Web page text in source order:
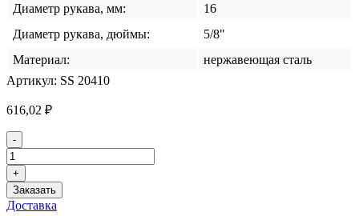
Диаметр рукава, мм:
16
Диаметр рукава, дюймы:
5/8"
Материал:
нержавеющая сталь
Артикул: SS 20410
616,02 ₽
Количество
товара
Муфта
PTFE
1/2
DN-
-
+
Заказать
Доставка